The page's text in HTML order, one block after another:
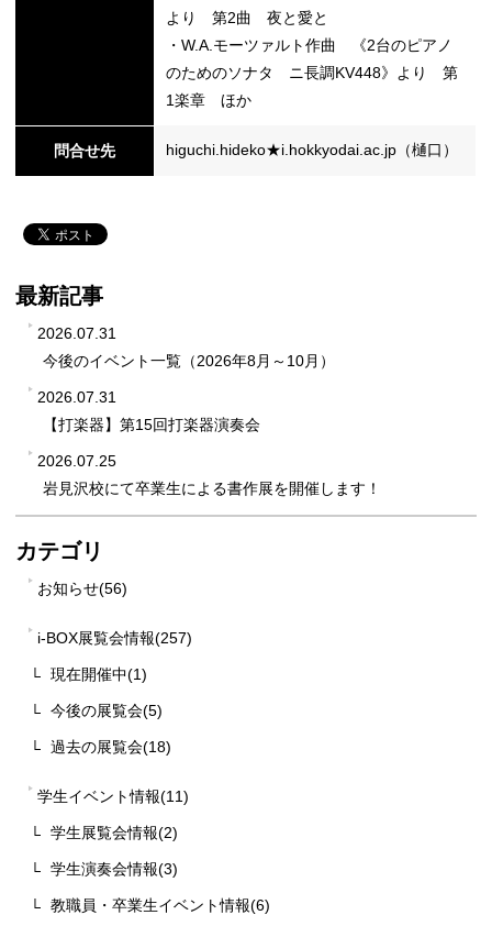
より 第2曲 夜と愛と
・W.A.モーツァルト作曲 《2台のピアノ
のためのソナタ ニ長調KV448》より 第
1楽章 ほか
問合せ先 higuchi.hideko★i.hokkyodai.ac.jp（樋口）
最新記事
2026.07.31
今後のイベント一覧（2026年8月～10月）
2026.07.31
【打楽器】第15回打楽器演奏会
2026.07.25
岩見沢校にて卒業生による書作展を開催します！
カテゴリ
お知らせ(56)
i-BOX展覧会情報(257)
現在開催中(1)
今後の展覧会(5)
過去の展覧会(18)
学生イベント情報(11)
学生展覧会情報(2)
学生演奏会情報(3)
教職員・卒業生イベント情報(6)